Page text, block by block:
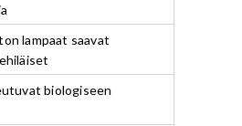
lampaat saavat
biologiseen